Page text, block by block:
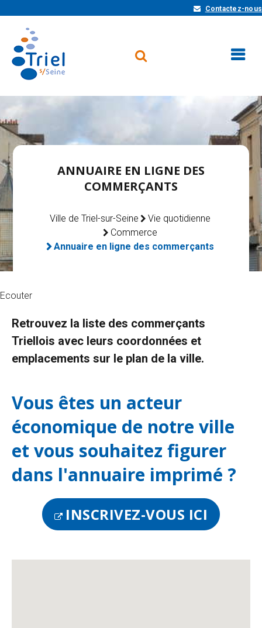
Contactez-nous
ANNUAIRE EN LIGNE DES
COMMERÇANTS
Ville de Triel-sur-Seine
Vie quotidienne
Commerce
Annuaire en ligne des commerçants
Ecouter
Retrouvez la liste des commerçants
Triellois avec leurs coordonnées et
emplacements sur le plan de la ville.
Vous êtes un acteur
économique de notre ville
et vous souhaitez figurer
dans l'annuaire imprimé ?
INSCRIVEZ-VOUS ICI